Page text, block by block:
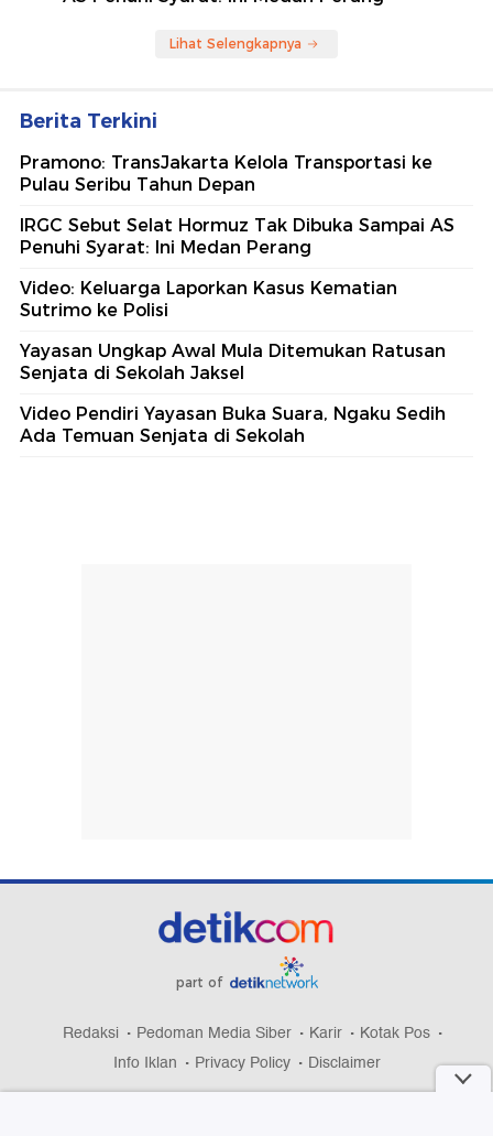
Lihat Selengkapnya
Berita Terkini
Pramono: TransJakarta Kelola Transportasi ke
Pulau Seribu Tahun Depan
IRGC Sebut Selat Hormuz Tak Dibuka Sampai AS
Penuhi Syarat: Ini Medan Perang
Video: Keluarga Laporkan Kasus Kematian
Sutrimo ke Polisi
Yayasan Ungkap Awal Mula Ditemukan Ratusan
Senjata di Sekolah Jaksel
Video Pendiri Yayasan Buka Suara, Ngaku Sedih
Ada Temuan Senjata di Sekolah
part of
Redaksi Pedoman Media Siber Karir
Kotak Pos
Info Iklan
Privacy Policy Disclaimer